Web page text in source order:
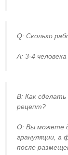
Q: Сколько
А: 3-4 человека
В: Как
рецепт?
О: Вы можете
грануляции, а
после